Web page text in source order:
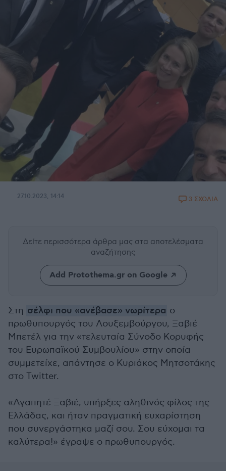
27.10.2023, 14:14 3 ΣΧΟΛΙΑ
Δείτε περισσότερα άρθρα μας στα αποτελέσματα
αναζήτησης
Add Protothema.gr on Google
Στη σέλφι που «ανέβασε» νωρίτερα ο
πρωθυπουργός του Λουξεμβούργου, Ξαβιέ
Μπετέλ για την «τελευταία Σύνοδο Κορυφής
του Ευρωπαϊκού Συμβουλίου» στην οποία
συμμετείχε, απάντησε ο Κυριάκος Μητσοτάκης
στο Twitter.
«Αγαπητέ Ξαβιέ, υπήρξες αληθινός φίλος της
Ελλάδας, και ήταν πραγματική ευχαρίστηση
που συνεργάστηκα μαζί σου. Σου εύχομαι τα
καλύτερα!» έγραψε ο πρωθυπουργός.